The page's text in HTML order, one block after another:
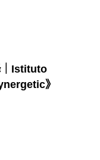
｜Istituto
》